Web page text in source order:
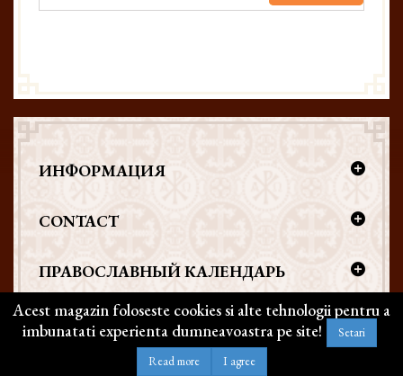
ИНФОРМАЦИЯ
CONTACT
ПРАВОСЛАВНЫЙ КАЛЕНДАРЬ
Copyright @ 2026 | BIZANTICONS. Все права защищены
Acest magazin foloseste cookies si alte tehnologii pentru a
imbunatati experienta dumneavoastra pe site!
Setari
Read more
I agree